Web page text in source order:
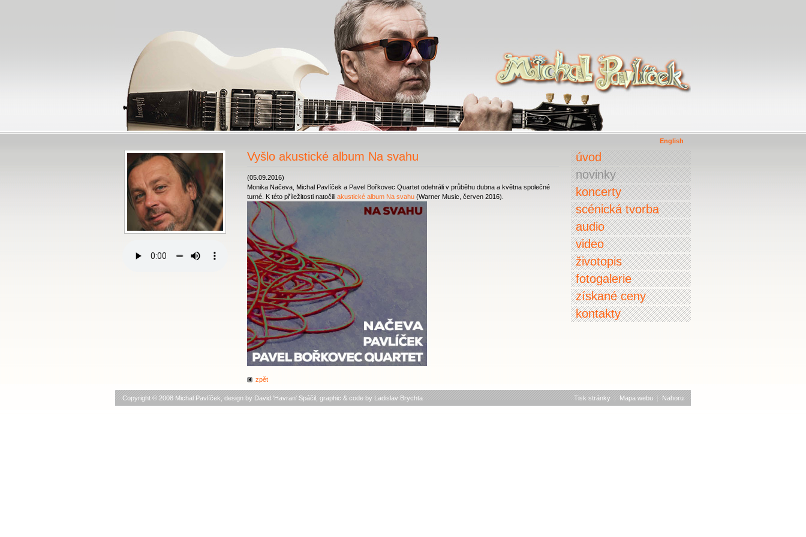
English
Vyšlo akustické album Na svahu
(05.09.2016)
Monika Načeva, Michal Pavlíček a Pavel Bořkovec Quartet odehráli v průběhu dubna a května společné
turné. K této příležitosti natočili akustické album Na svahu (Warner Music, červen 2016).
zpět
úvod
novinky
koncerty
scénická tvorba
audio
video
životopis
fotogalerie
získané ceny
kontakty
Tisk stránky Mapa webu Nahoru
Copyright © 2008 Michal Pavlíček, design by David 'Havran' Spáčil , graphic & code by Ladislav Brychta